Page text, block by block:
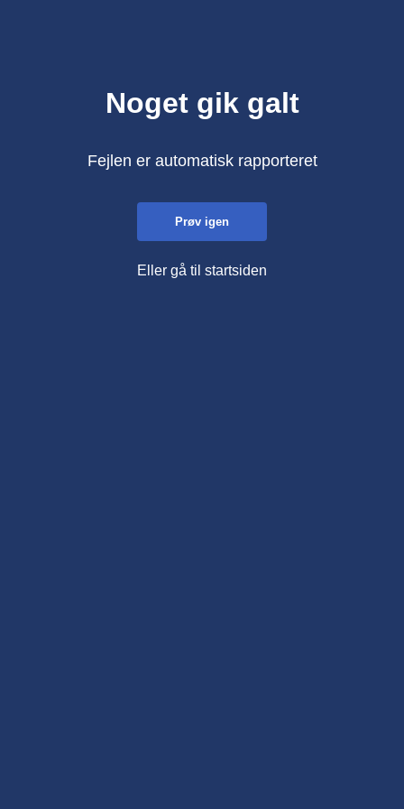
Noget gik galt
Fejlen er automatisk rapporteret
Prøv igen
Eller gå til startsiden